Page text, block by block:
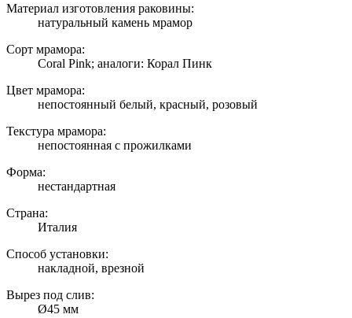
Материал изготовления раковины:
натуральный камень мрамор
Сорт мрамора:
Coral Pink; аналоги: Корал Пинк
Цвет мрамора:
непостоянный белый, красный, розовый
Текстура мрамора:
непостоянная с прожилками
Форма:
нестандартная
Страна:
Италия
Способ установки:
накладной, врезной
Вырез под слив:
Ø45 мм